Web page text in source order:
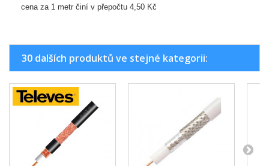
cena za 1 metr činí v přepočtu 4,50 Kč
30 dalších produktů ve stejné kategorii: